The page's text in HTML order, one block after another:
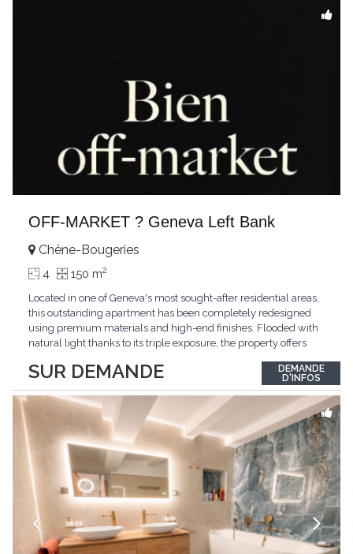
OFF-MARKET ? Geneva Left Bank
SUR DEMANDE
Chêne-Bougeries
4 150 m2
Located in one of Geneva's most sought-after residential areas,
this outstanding apartment has been completely redesigned
using premium materials and high-end finishes. Flooded with
natural light thanks to its triple exposure, the property offers
master suite, elegant reception areas, and a spacious terrace
overlooking a peaceful and green...
DEMANDE
D'INFOS